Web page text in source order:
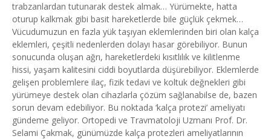
trabzanlardan tutunarak destek almak… Yürümekte, hatta
oturup kalkmak gibi basit hareketlerde bile güçlük çekmek…
Vücudumuzun en fazla yük taşıyan eklemlerinden biri olan kalça
eklemleri, çeşitli nedenlerden dolayı hasar görebiliyor. Bunun
sonucunda oluşan ağrı, hareketlerdeki kısıtlılık ve kilitlenme
hissi, yaşam kalitesini ciddi boyutlarda düşürebiliyor. Eklemlerde
gelişen problemlere ilaç, fizik tedavi ve koltuk değnekleri gibi
yürümeye destek olan cihazlarla çözüm sağlanabilse de, bazen
sorun devam edebiliyor. Bu noktada ‘kalça protezi’ ameliyatı
gündeme geliyor. Ortopedi ve Travmatoloji Uzmanı Prof. Dr.
Selami Çakmak, günümüzde kalça protezleri ameliyatlarının